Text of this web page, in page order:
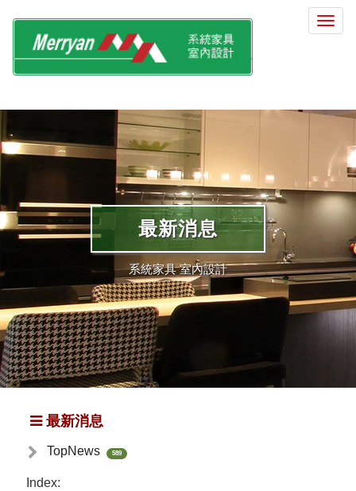
選
最新消息
系統家具 室內設計
最新消息
TopNews 589
Index: